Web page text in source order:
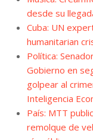
desde su
Cuba: UN
humanitarian
Política:
Gobierno en
golpear al
Inteligencia
País: MTT
remolque de